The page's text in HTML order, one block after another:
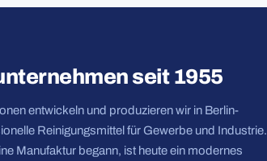
seit 1955
entwickeln und produzieren wir in Berlin-
Reinigungsmittel für Gewerbe und Industrie.
Manufaktur begann, ist heute ein modernes